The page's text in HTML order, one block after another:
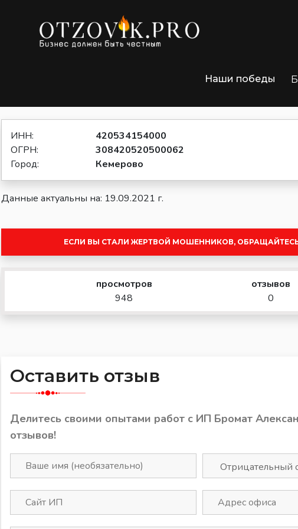
Наши победы
ИНН:
420534154000
ОГРН:
308420520500062
Город:
Кемерово
Данные актуальны на: 19.09.2021 г.
ЕСЛИ ВЫ СТАЛИ ЖЕРТВОЙ МОШЕННИКОВ,
просмотров
948
отзывов
0
Оставить отзыв
Делитесь своими опытами работ с ИП Бромат
отзывов!